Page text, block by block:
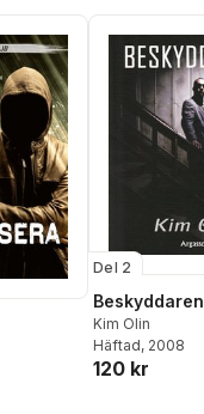
Del 2
Beskyddaren
Kim Olin
Häftad, 2008
120 kr